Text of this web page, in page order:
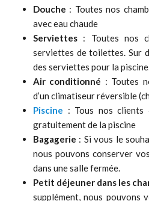
Douche : Toutes nos
avec eau chaude
Serviettes : Toutes nos
serviettes de toilettes. Sur
des serviettes pour la
Air conditionné : Toutes
d’un climatiseur réversible
Piscine : Tous nos clients
gratuitement de la piscine
Bagagerie : Si vous le
nous pouvons conserver
dans une salle fermée.
Petit déjeuner dans les
supplément, nous pouvons